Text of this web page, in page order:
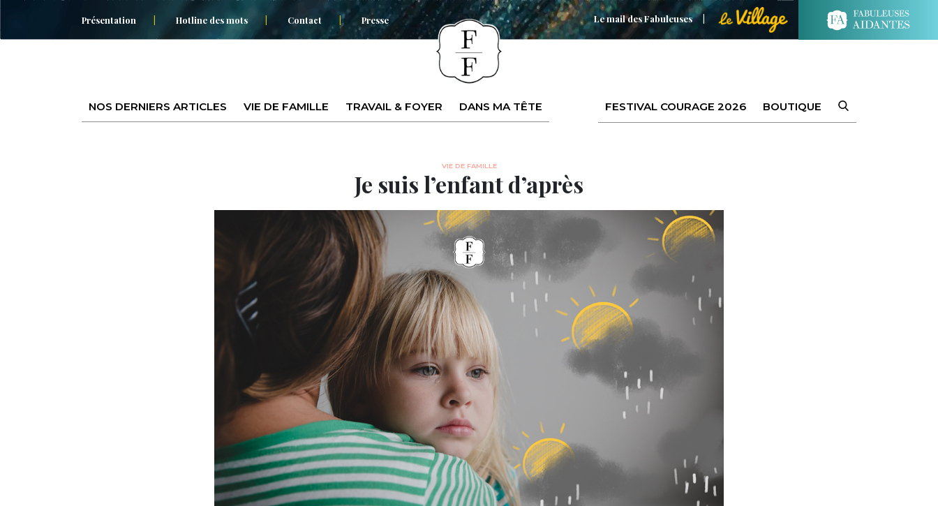
Présentation Hotline des mots Contact Presse Le mail des Fabuleuses
NOS DERNIERS ARTICLES VIE DE FAMILLE TRAVAIL & FOYER DANS MA TÊTE FESTIVAL COURAGE 2026 BOUTIQUE
VIE DE FAMILLE
Je suis l’enfant d’après